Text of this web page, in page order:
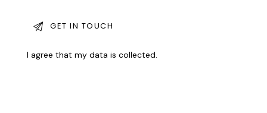
I agree that my data iscollected.